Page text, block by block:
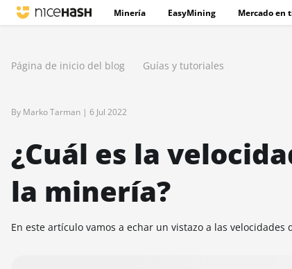
Minería EasyMining Mercado en
Página de inicio del blog Guías y tutoriales
By Marko Tarman | 6 Jul 2022
¿Cuál es la
la minería?
En este artículo vamos a echar un vistazo a las